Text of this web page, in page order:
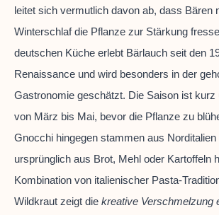
leitet sich vermutlich davon ab, dass Bären
Winterschlaf die Pflanze zur Stärkung
deutschen Küche erlebt Bärlauch seit den
Renaissance und wird besonders in der
Gastronomie geschätzt. Die Saison ist
von März bis Mai, bevor die Pflanze zu
Gnocchi hingegen stammen aus Norditalien
ursprünglich aus Brot, Mehl oder Kartoffeln
Kombination von italienischer Pasta-
Wildkraut zeigt die kreative Verschmelzung